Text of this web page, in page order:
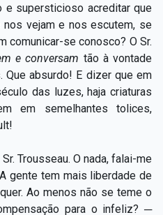
supersticioso acreditar que
vejam e nos escutem, se
comunicar-se conosco? O Sr.
e conversam tão à vontade
absurdo! E dizer que em
das luzes, haja criaturas
em semelhantes tolices,
Trousseau. O nada, falai-me
gente tem mais liberdade de
Ao menos não se teme o
para o infeliz? ─